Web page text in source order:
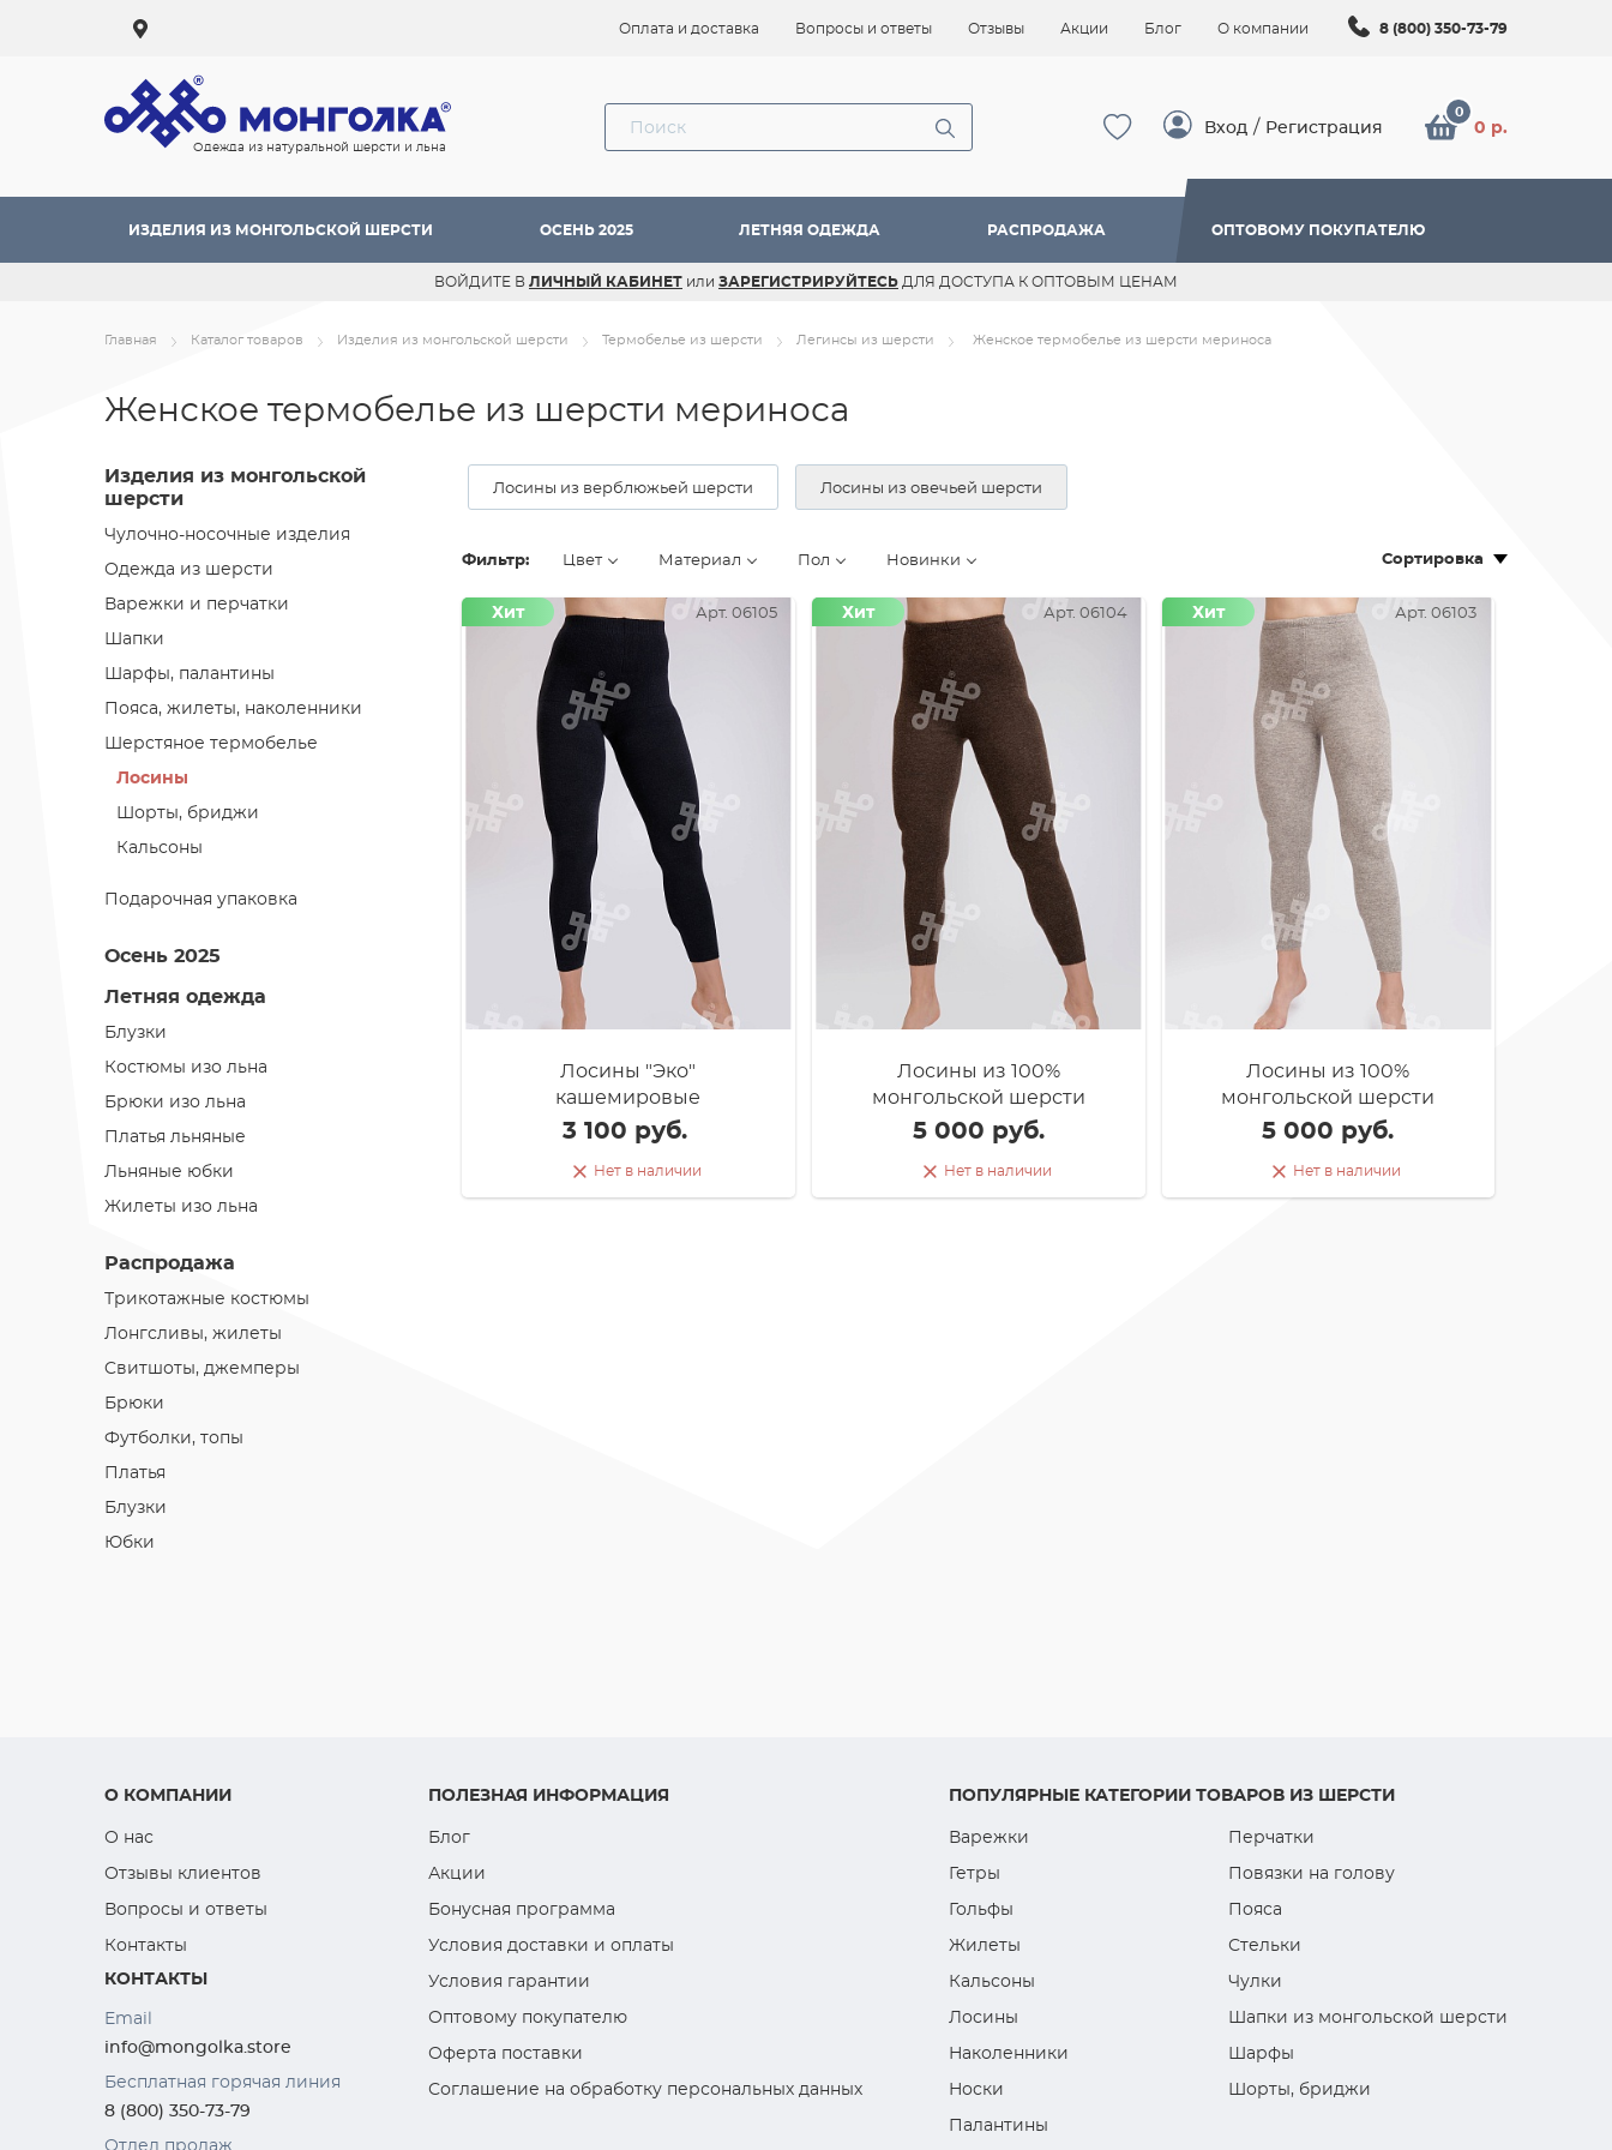
Оплата и доставка Вопросы и ответы Отзывы Акции Блог О компании 8 (800) 350-73-79
Одежда из натуральной шерсти и льна
Вход / Регистрация 0 р.
ИЗДЕЛИЯ ИЗ МОНГОЛЬСКОЙ ШЕРСТИ ОСЕНЬ 2025 ЛЕТНЯЯ ОДЕЖДА РАСПРОДАЖА ОПТОВОМУ ПОКУПАТЕЛЮ
ВОЙДИТЕ В ЛИЧНЫЙ КАБИНЕТ или ЗАРЕГИСТРИРУЙТЕСЬ ДЛЯ ДОСТУПА К ОПТОВЫМ ЦЕНАМ
Главная Каталог товаров Изделия из монгольской шерсти Термобелье из шерсти Легинсы из шерсти Женское термобелье из шерсти мериноса
Женское термобелье из шерсти мериноса
Изделия из монгольской
шерсти
Чулочно-носочные изделия
Одежда из шерсти
Варежки и перчатки
Шапки
Шарфы, палантины
Пояса, жилеты, наколенники
Шерстяное термобелье
Лосины
Шорты, бриджи
Кальсоны
Подарочная упаковка
Осень 2025
Летняя одежда
Блузки
Костюмы изо льна
Брюки изо льна
Платья льняные
Льняные юбки
Жилеты изо льна
Распродажа
Трикотажные костюмы
Лонгсливы, жилеты
Cвитшоты, джемперы
Брюки
Футболки, топы
Платья
Блузки
Юбки
Лосины из верблюжьей шерсти Лосины из овечьей шерсти
Фильтр: Новинки
Цвет Материал Пол Сортировка
Арт. 06105
Хит
Лосины "Эко"
кашемировые
3 100 руб.
Нет в наличии
Арт. 06104
Хит
Лосины из 100%
монгольской шерсти
5 000 руб.
Нет в наличии
Арт. 06103
Хит
Лосины из 100%
монгольской шерсти
5 000 руб.
Нет в наличии
О КОМПАНИИ
О нас
Отзывы клиентов
Вопросы и ответы
Контакты
КОНТАКТЫ
Email
info@mongolka.store
Бесплатная горячая линия
8 (800) 350-73-79
Отдел продаж
ПОЛЕЗНАЯ ИНФОРМАЦИЯ
Блог
Акции
Бонусная программа
Условия доставки и оплаты
Условия гарантии
Оптовому покупателю
Оферта поставки
Соглашение на обработку персональных данных
ПОПУЛЯРНЫЕ КАТЕГОРИИ ТОВАРОВ ИЗ ШЕРСТИ
Варежки
Перчатки
Гетры
Повязки на голову
Гольфы
Пояса
Жилеты
Стельки
Кальсоны
Чулки
Лосины
Шапки из монгольской шерсти
Наколенники
Шарфы
Носки
Шорты, бриджи
Палантины